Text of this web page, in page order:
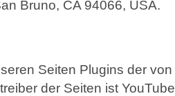
Bruno, CA 94066, USA.
Seiten Plugins der
der Seiten ist